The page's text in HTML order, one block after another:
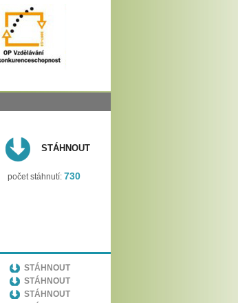
STÁHNOUT
počet stáhnutí: 730
STÁHNOUT
STÁHNOUT
STÁHNOUT